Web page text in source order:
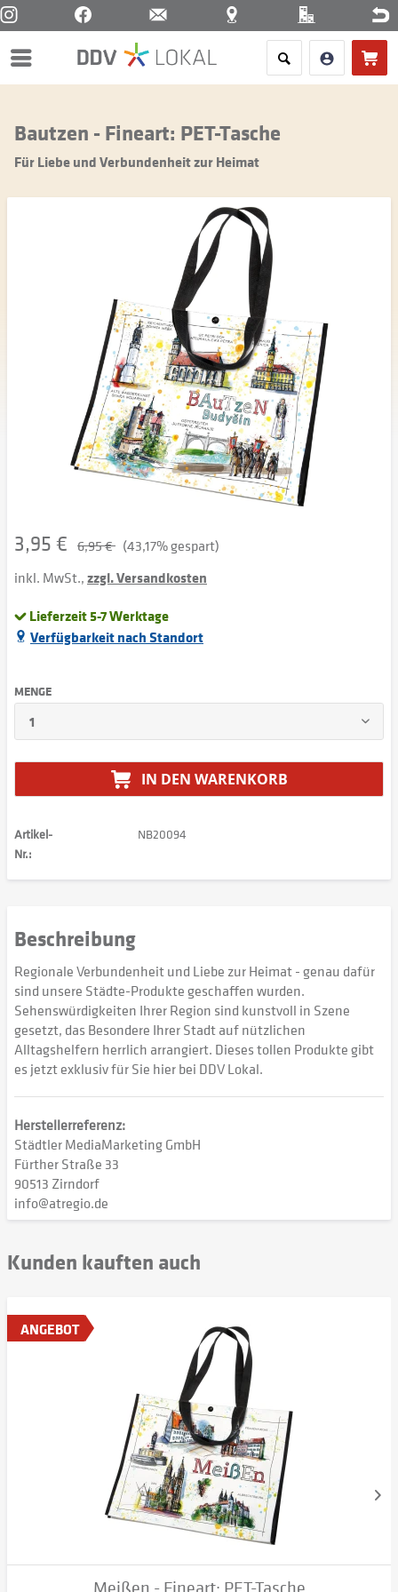
Menü
Bautzen - Fineart: PET-Tasche
Für Liebe und Verbundenheit zur Heimat
3,95 € 6,95 € (43,17% gespart)
inkl. MwSt.,zzgl. Versandkosten
Lieferzeit 5-7 Werktage
Verfügbarkeit nach Standort
MENGE
IN DEN WARENKORB
Artikel-
Nr.:
NB20094
Beschreibung
Regionale Verbundenheit und Liebe zur Heimat - genau dafür
sind unsere Städte-Produkte geschaffen wurden.
Sehenswürdigkeiten Ihrer Region sind kunstvoll in Szene
gesetzt, das Besondere Ihrer Stadt auf nützlichen
Alltagshelfern herrlich arrangiert. Dieses tollen Produkte gibt
es jetzt exklusiv für Sie hier bei DDV Lokal.
Herstellerreferenz:
Städtler MediaMarketing GmbH
Fürther Straße 33
90513 Zirndorf
info@atregio.de
Kunden kauften auch
ANGEBOT